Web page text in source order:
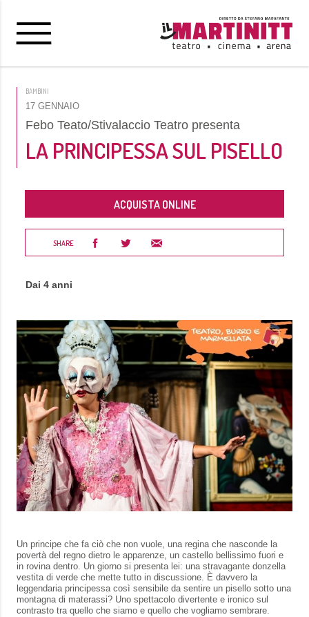
BAMBINI
17 GENNAIO
Febo Teato/Stivalaccio Teatro presenta
LA PRINCIPESSA SUL PISELLO
ACQUISTA ONLINE
SHARE
Dai 4 anni
Un principe che fa ciò che non vuole, una regina che nasconde la
povertà del regno dietro le apparenze, un castello bellissimo fuori e
in rovina dentro. Un giorno si presenta lei: una stravagante donzella
vestita di verde che mette tutto in discussione. È davvero la
leggendaria principessa così sensibile da sentire un pisello sotto una
montagna di materassi? Uno spettacolo divertente e ironico sul
contrasto tra quello che siamo e quello che vogliamo sembrare.